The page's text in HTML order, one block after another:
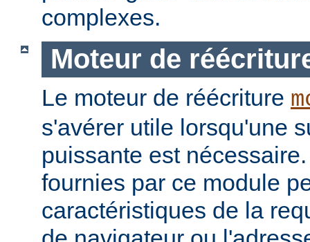
complexes.
Moteur de
Le moteur de réécriture
s'avérer utile lorsqu'une
puissante est
fournies par ce module
caractéristiques de la